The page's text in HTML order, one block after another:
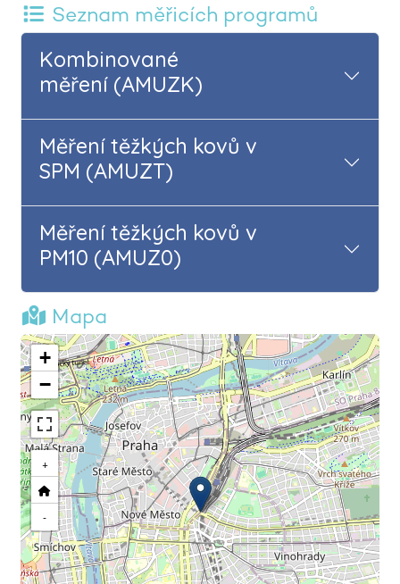
Seznam měřicích programů
Kombinované
měření (AMUZK)
Měření těžkých kovů v
SPM (AMUZT)
Měření těžkých kovů v
PM10 (AMUZ0)
Mapa
+
−
+
-